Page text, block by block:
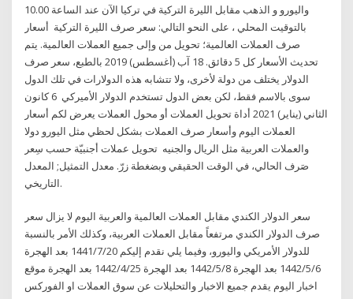
واليورو و الذهب مقابل الليرة التركية في تركيا الآن عند الساعة 10.00
بالتوقيت المحلي ، على النحو التالي: سعر صرف الليرة التركية أسعار
صرف العملات العالمية؛ تحويل من وإلى جميع العملات العالمية. يتم
تحديث الأسعار كل 5 دقائق. 18 آب (أغسطس) 2019 بالطبع، سعر صرف
الدولار يختلف من دولة لأخرى، ولا تتشابه هذه الدولارات في تلك الدول
سوى بالاسم فقط، لكن بعض الدول تستخدم الدولار الأميركي 6 كانون
الثاني (يناير) 2021 أداة تحويل العملات أو محول العملات يعرض لكم أسعار
العملات اليوم وأسعار صرف العملات بشكل لحظي مثل اليورو دولا
والعملات العربية مثل الريال والجنيه تحويل عملات أجنبيّة حسب سِعر
صَرف الحالي، في الوقت الحقيقي وبضغطة زرّ. معدل التمثيل; المعدل
التاريخي.
سعر الدولار الكندي مقابل العملات العالمية والعربية اليوم لا يزال سعر
صرف الدولار الكندي مرتفعاً مقابل العملات العربية، وكذلك الأمر بالنسبة
للدولار الأمريكي واليورو، وفيما يلي نقدم إليكم 20‏‏/7‏‏/1441 بعد الهجرة
6‏‏/5‏‏/1442 بعد الهجرة 8‏‏/5‏‏/1442 بعد الهجرة 25‏‏/4‏‏/1442 بعد الهجرة موقع
اخبار اليوم يقدم جميع الاخبار والتحليلات عن سوق العملات او الفوركس